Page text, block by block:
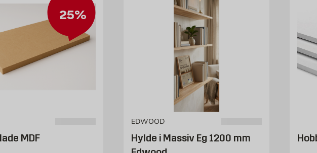
det selv-guide Byg din egen bog- og opbevaringshylde. I vores enkle trin for trin-
Vi har også en gør det selv-guide, der viser, hvordan du kan bygge en praktisk
her.
og prisvenlige løsninger på alle dine opbevaringsproblemer.
25%
MDF
EDWOOD
Hylde i Massiv Eg 1200 mm